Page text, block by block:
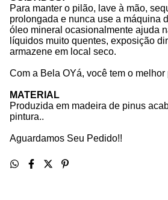
Para manter o pilão, lave à mão,
prolongada e nunca use a máquina
óleo mineral ocasionalmente ajuda
líquidos muito quentes, exposição
armazene em local seco.
Com a Bela OYá, você tem o melhor
MATERIAL
Produzida em madeira de pinus
pintura..
Aguardamos Seu Pedido!!